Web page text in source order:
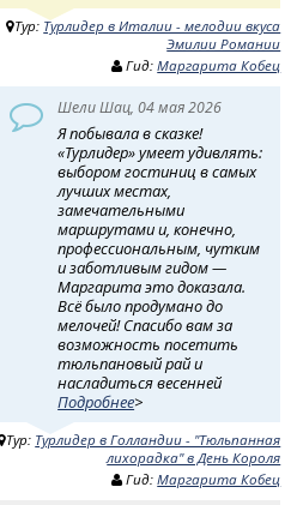
Тур: Турлидер в Италии - мелодии вкуса
Эмилии Романии
Гид:Маргарита Кобец
Шели Шац, 04 мая 2026
Я побывала в сказке!
«Турлидер» умеет удивлять:
выбором гостиниц в самых
лучших местах,
замечательными
маршрутами и, конечно,
профессиональным, чутким
и заботливым гидом —
Маргарита это доказала.
Всё было продумано до
мелочей! Спасибо вам за
возможность посетить
тюльпановый рай и
насладиться весенней
Подробнее>
Тур: Турлидер в Голландии - "Тюльпанная
лихорадка" в День Короля
Гид:Маргарита Кобец